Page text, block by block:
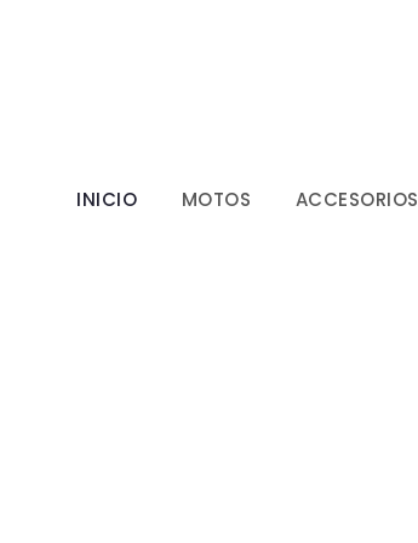
INICIO MOTOS ACCESORIOS